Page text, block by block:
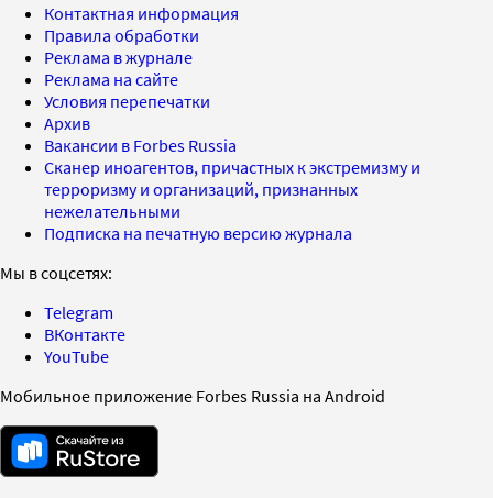
Контактная информация
Правила обработки
Реклама в журнале
Реклама на сайте
Условия перепечатки
Архив
Вакансии в Forbes Russia
Сканер иноагентов, причастных к экстремизму и
терроризму и организаций, признанных
нежелательными
Подписка на печатную версию журнала
Мы в соцсетях:
Telegram
ВКонтакте
YouTube
Мобильное приложение Forbes Russia на Android